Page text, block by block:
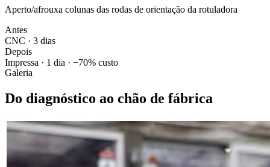
Aperto/afrouxa colunas das rodas de orientação da rotuladora
Antes
CNC · 3 dias
Depois
Impressa · 1 dia · −70% custo
Galeria
Do diagnóstico ao chão de fábrica